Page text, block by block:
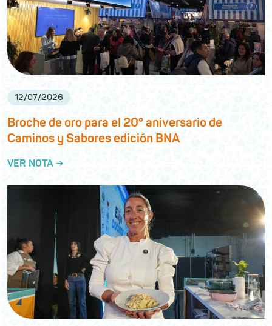
12/07/2026
Broche de oro para el 20° aniversario de
Caminos y Sabores edición BNA
VER NOTA →